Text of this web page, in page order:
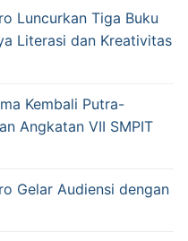
Luncurkan Tiga Buku
Literasi dan Kreativitas
Kembali Putra-
Angkatan VII SMPIT
Gelar Audiensi dengan